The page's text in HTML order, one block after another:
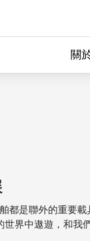
關
都是聯外的重要載
界中遨遊，和我